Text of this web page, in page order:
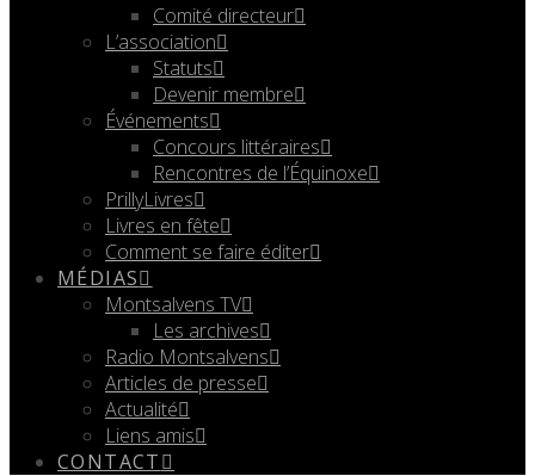
Comité directeur
L’association
Statuts
Devenir membre
Événements
Concours littéraires
Rencontres de l’Équinoxe
PrillyLivres
Livres en fête
Comment se faire éditer
MÉDIAS
Montsalvens TV
Les archives
Radio Montsalvens
Articles de presse
Actualité
Liens amis
CONTACT